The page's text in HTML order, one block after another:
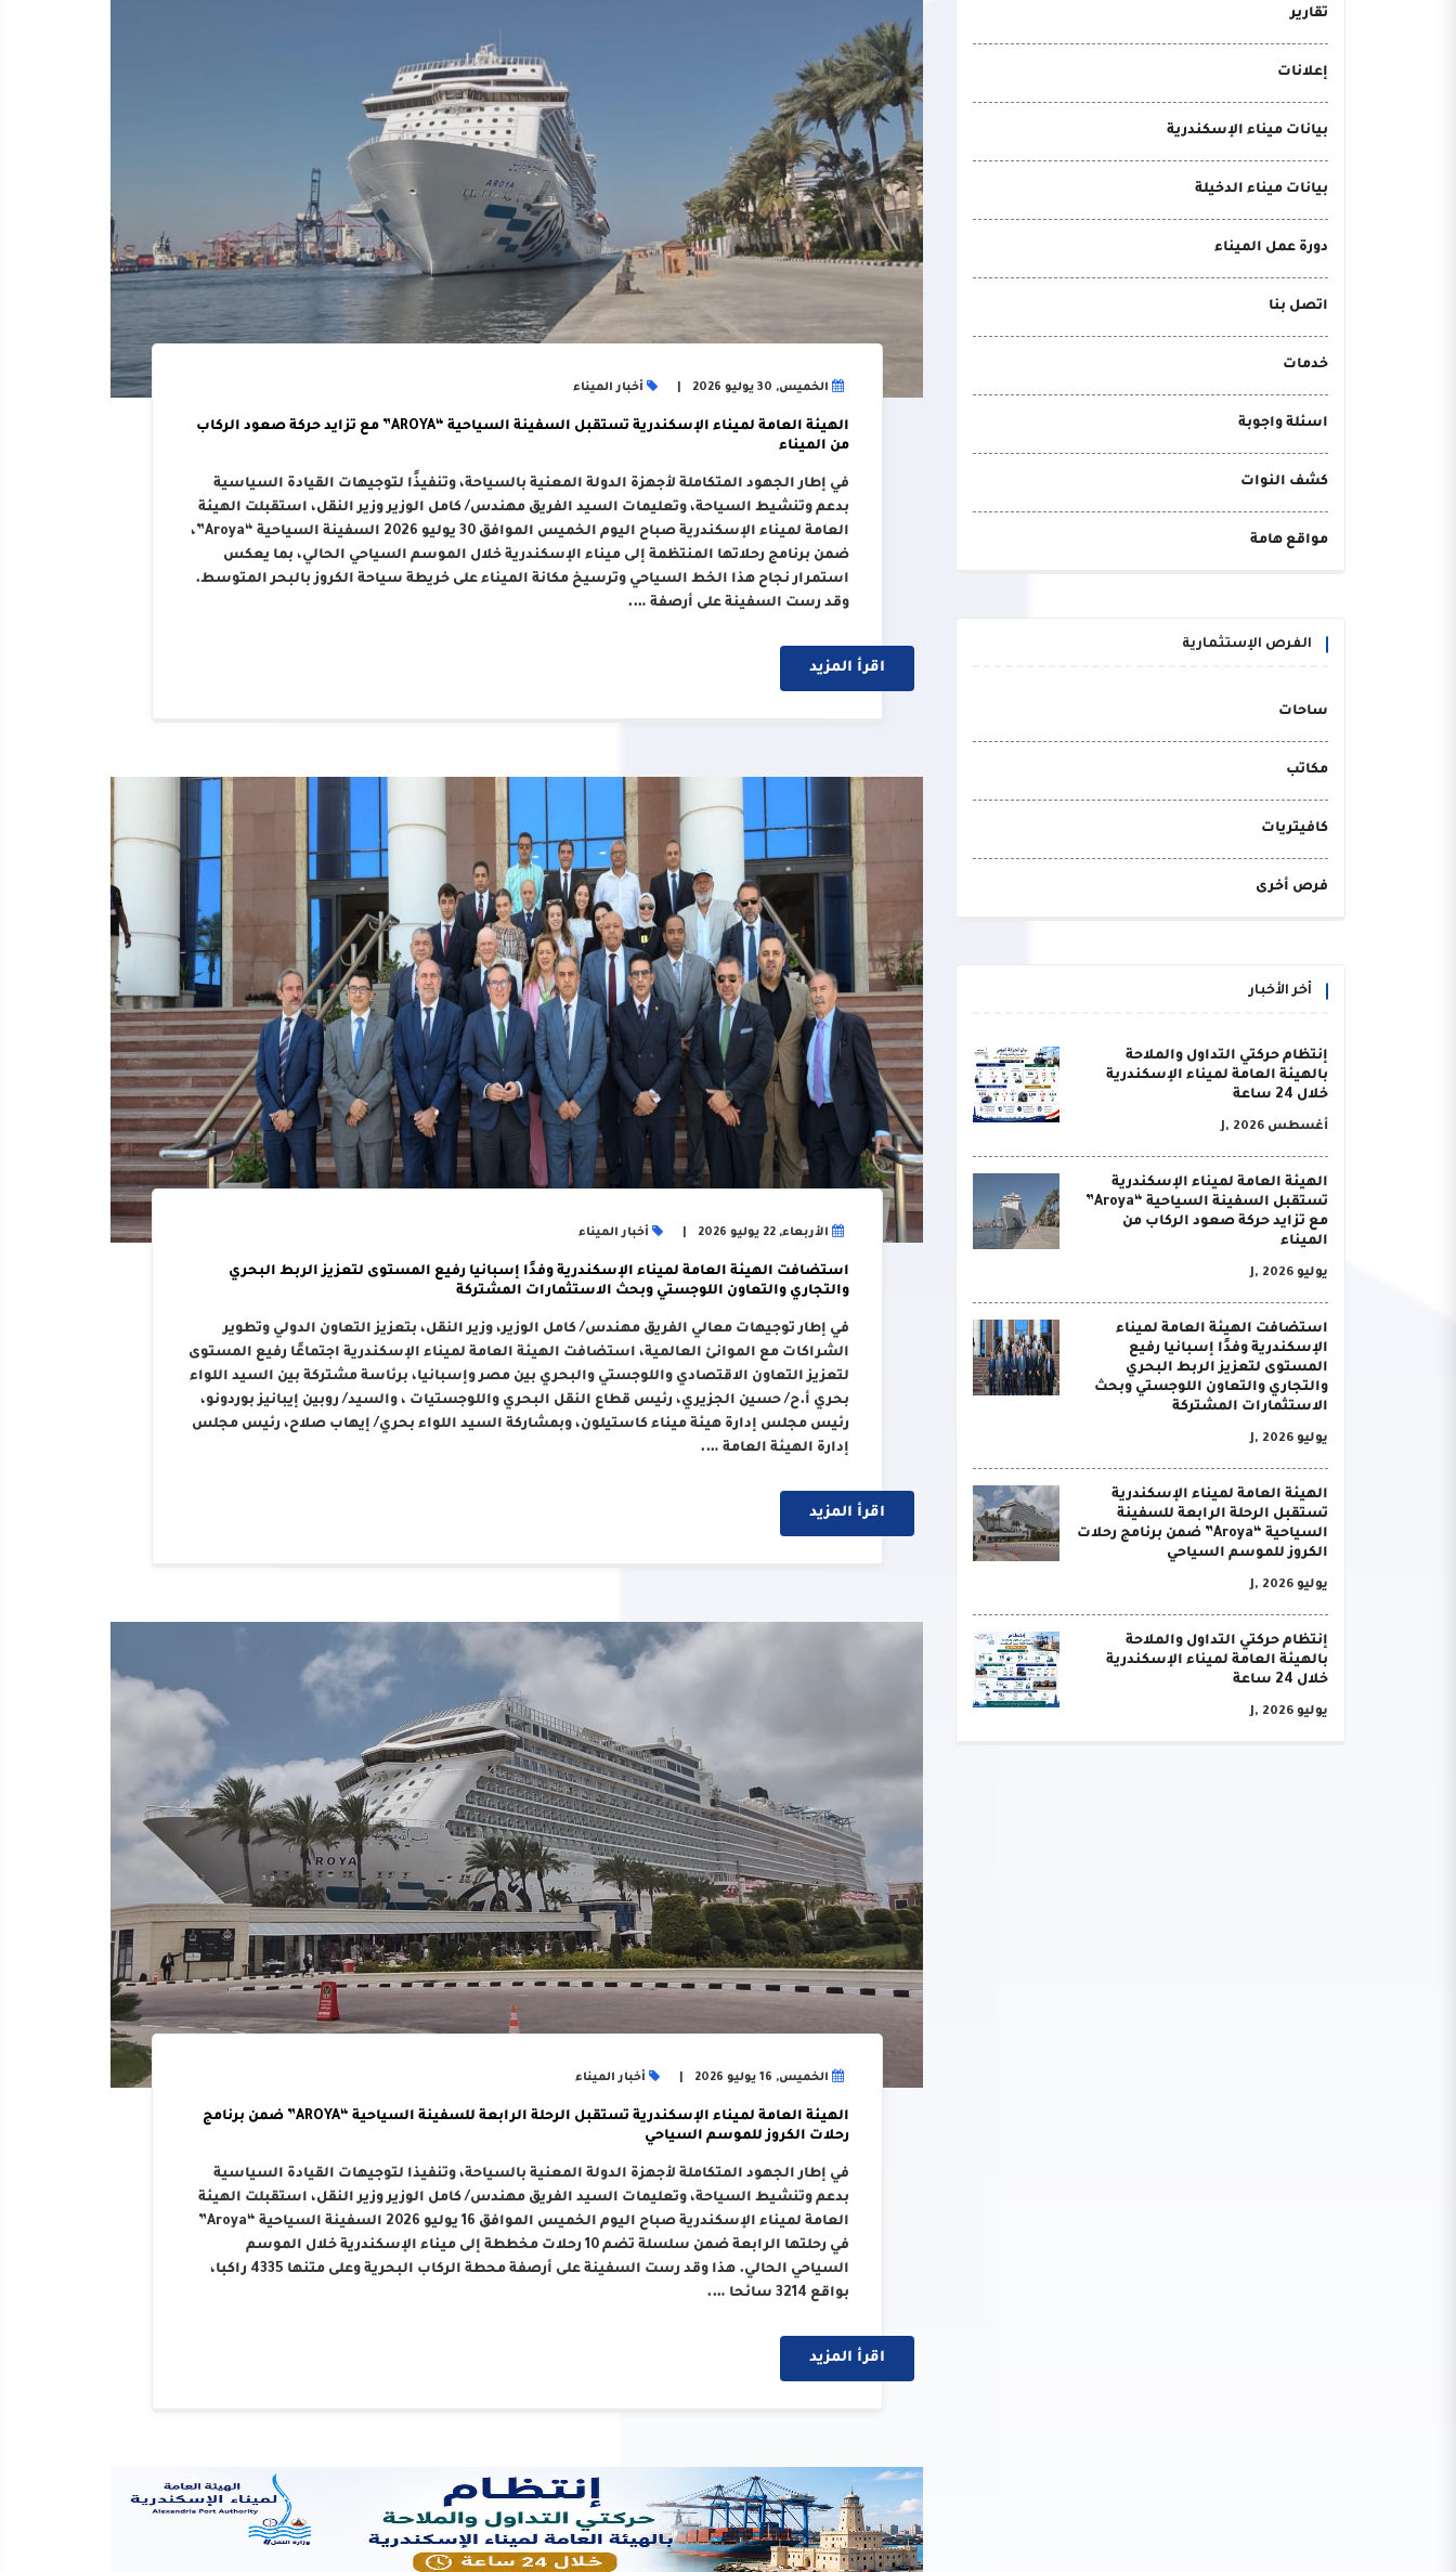
تقارير
إعلانات
بيانات ميناء الإسكندرية
بيانات ميناء الدخيلة
دورة عمل الميناء
اتصل بنا
خدمات
اسئلة واجوبة
كشف النوات
مواقع هامة
الفرص الإستثمارية
ساحات
مكاتب
كافيتريات
فرص أخرى
أخر الأخبار
إنتظام حركتي التداول والملاحة
بالهيئة العامة لميناء الإسكندرية
خلال 24 ساعة
أغسطس J, 2026
الهيئة العامة لميناء الإسكندرية
تستقبل السفينة السياحية “Aroya”
مع تزايد حركة صعود الركاب من
الميناء
يوليو J, 2026
استضافت الهيئة العامة لميناء
الإسكندرية وفدًا إسبانيا رفيع
المستوى لتعزيز الربط البحري
والتجاري والتعاون اللوجستي وبحث
الاستثمارات المشتركة
يوليو J, 2026
الهيئة العامة لميناء الإسكندرية
تستقبل الرحلة الرابعة للسفينة
السياحية “Aroya” ضمن برنامج رحلات
الكروز للموسم السياحي
يوليو J, 2026
إنتظام حركتي التداول والملاحة
بالهيئة العامة لميناء الإسكندرية
خلال 24 ساعة
يوليو J, 2026
الخميس, 30 يوليو 2026 أخبار الميناء
الهيئة العامة لميناء الإسكندرية تستقبل السفينة السياحية “AROYA” مع تزايد حركة صعود الركاب
من الميناء
في إطار الجهود المتكاملة لأجهزة الدولة المعنية بالسياحة، وتنفيذًا لتوجيهات القيادة السياسية
بدعم وتنشيط السياحة، وتعليمات السيد الفريق مهندس/ كامل الوزير وزير النقل، استقبلت الهيئة
العامة لميناء الإسكندرية صباح اليوم الخميس الموافق 30 يوليو 2026 السفينة السياحية “Aroya”،
ضمن برنامج رحلاتها المنتظمة إلى ميناء الإسكندرية خلال الموسم السياحي الحالي، بما يعكس
استمرار نجاح هذا الخط السياحي وترسيخ مكانة الميناء على خريطة سياحة الكروز بالبحر المتوسط.
وقد رست السفينة على أرصفة ….
اقرأ المزيد
الأربعاء, 22 يوليو 2026 أخبار الميناء
استضافت الهيئة العامة لميناء الإسكندرية وفدًا إسبانيا رفيع المستوى لتعزيز الربط البحري
والتجاري والتعاون اللوجستي وبحث الاستثمارات المشتركة
في إطار توجيهات معالي الفريق مهندس/ كامل الوزير، وزير النقل، بتعزيز التعاون الدولي وتطوير
الشراكات مع الموانئ العالمية، استضافت الهيئة العامة لميناء الإسكندرية اجتماعًا رفيع المستوى
لتعزيز التعاون الاقتصادي واللوجستي والبحري بين مصر وإسبانيا، برئاسة مشتركة بين السيد اللواء
بحري أ.ح/ حسين الجزيري، رئيس قطاع النقل البحري واللوجستيات ، والسيد/ روبين إيبانيز بوردونو،
رئيس مجلس إدارة هيئة ميناء كاستيلون، وبمشاركة السيد اللواء بحري/ إيهاب صلاح، رئيس مجلس
إدارة الهيئة العامة ….
اقرأ المزيد
الخميس, 16 يوليو 2026 أخبار الميناء
الهيئة العامة لميناء الإسكندرية تستقبل الرحلة الرابعة للسفينة السياحية “AROYA” ضمن برنامج
رحلات الكروز للموسم السياحي
في إطار الجهود المتكاملة لأجهزة الدولة المعنية بالسياحة، وتنفيذا لتوجيهات القيادة السياسية
بدعم وتنشيط السياحة، وتعليمات السيد الفريق مهندس/ كامل الوزير وزير النقل، استقبلت الهيئة
العامة لميناء الإسكندرية صباح اليوم الخميس الموافق 16 يوليو 2026 السفينة السياحية “Aroya”
في رحلتها الرابعة ضمن سلسلة تضم 10 رحلات مخططة إلى ميناء الإسكندرية خلال الموسم
السياحي الحالي. هذا وقد رست السفينة على أرصفة محطة الركاب البحرية وعلى متنها 4335 راكبا،
بواقع 3214 سائحا ….
اقرأ المزيد